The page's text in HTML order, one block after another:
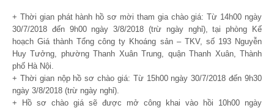
+ Thời gian phát hành hồ sơ mời tham gia chào giá: Từ 14h00 ngày
30/7/2018 đến 9h00 ngày 3/8/2018 (trừ ngày nghỉ), tại phòng Kế
hoạch Giá thành Tổng công ty Khoáng sản – TKV, số 193 Nguyễn
Huy Tưởng, phường Thanh Xuân Trung, quận Thanh Xuân, Thành
phố Hà Nội.
+ Thời gian nộp hồ sơ chào giá: Từ 15h00 ngày 30/7/2018 đến 9h30
ngày 3/8/2018 (trừ ngày nghỉ).
+ Hồ sơ chào giá sẽ được mở công khai vào hồi 10h00 ngày